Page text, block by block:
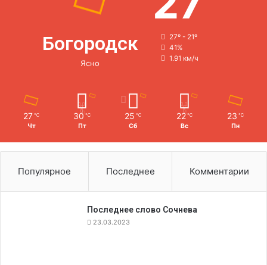
Богородск
Ясно
27º - 21º
41%
1.91 км/ч
27 ℃
Чт
30 ℃
Пт
25 ℃
Сб
22 ℃
Вс
23 ℃
Пн
Популярное Последнее Комментарии
Последнее слово Сочнева
23.03.2023